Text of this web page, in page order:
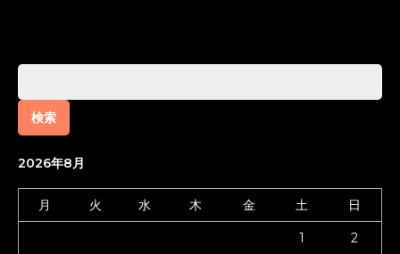
索:
2026年8月
月 火 水 木 金 土 日
1 2